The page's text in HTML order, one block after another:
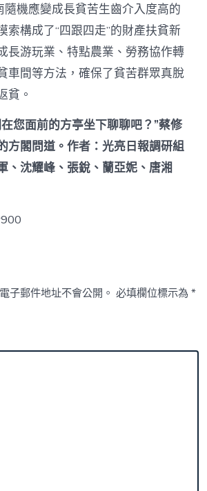
隨機應變成長貧苦生齒介入度高的
索構成了“四跟四走”的財產扶貧新
長游玩業、特點農業、勞務協作轉
車間等方法，確保了貧苦群眾真脫
貧。
在您面前的方亭坐下聊聊吧？”蔡修
方閣問道。作者：光亮日報調研組
、沈耀峰、張銳、蘭亞妮、唐湘
子郵件地址不會公開。 必填欄位標示為*